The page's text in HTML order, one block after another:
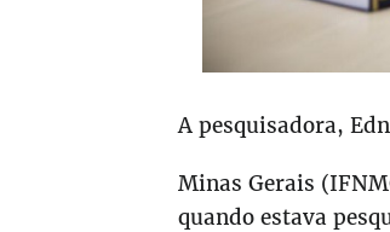
A pesquisadora,
Minas Gerais
quando estava